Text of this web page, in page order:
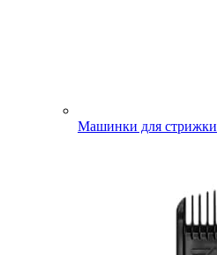
Машинки для стрижки